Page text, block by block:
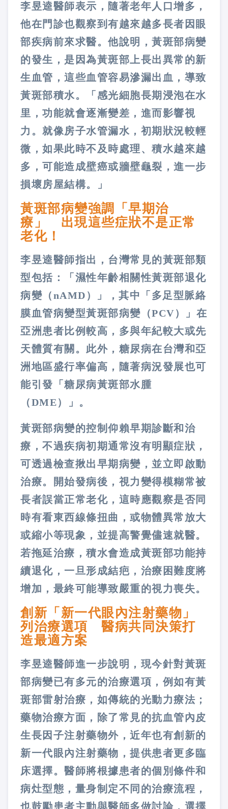
李昱逵醫師表示，隨著老年人口增多，
他在門診也觀察到有越來越多長者因眼
部疾病前來求醫。他說明，黃斑部病變
的發生，是因為黃斑部上長出異常的新
生血管，這些血管容易滲漏出血，導致
黃斑部積水。「感光細胞長期浸泡在水
里，功能就會逐漸變差，進而影響視
力。就像房子水管漏水，初期狀況較輕
微，如果此時不及時處理、積水越來越
多，可能造成壁癌或牆壁龜裂，進一步
損壞房屋結構。」
黃斑部病變強調「早期治
療」 出現這些症狀不是正常
老化！
李昱逵醫師指出，台灣常見的黃斑部類
型包括：「濕性年齡相關性黃斑部退化
病變（nAMD）」，其中「多足型脈絡
膜血管病變型黃斑部病變（PCV）」在
亞洲患者比例較高，多與年紀較大或先
天體質有關。此外，糖尿病在台灣和亞
洲地區盛行率偏高，隨著病況發展也可
能引發「糖尿病黃斑部水腫
（DME）」。
黃斑部病變的控制仰賴早期診斷和治
療，不過疾病初期通常沒有明顯症狀，
可透過檢查揪出早期病變，並立即啟動
治療。開始發病後，視力變得模糊常被
長者誤當正常老化，這時應觀察是否同
時有看東西線條扭曲，或物體異常放大
或縮小等現象，並提高警覺儘速就醫。
若拖延治療，積水會造成黃斑部功能持
續退化，一旦形成結疤，治療困難度將
增加，最終可能導致嚴重的視力喪失。
創新「新一代眼內注射藥物」
列治療選項 醫病共同決策打
造最適方案
李昱逵醫師進一步說明，現今針對黃斑
部病變已有多元的治療選項，例如有黃
斑部雷射治療，如傳統的光動力療法；
藥物治療方面，除了常見的抗血管內皮
生長因子注射藥物外，近年也有創新的
新一代眼內注射藥物，提供患者更多臨
床選擇。醫師將根據患者的個別條件和
病灶型態，量身制定不同的治療流程，
也鼓勵患者主動與醫師多做討論，選擇